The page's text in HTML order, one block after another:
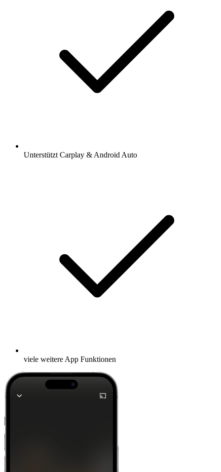
Unterstützt Carplay & Android Auto
viele weitere App Funktionen